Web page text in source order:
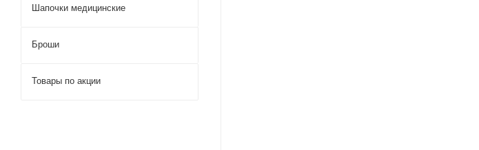
Шапочки медицинские
Броши
Товары по акции